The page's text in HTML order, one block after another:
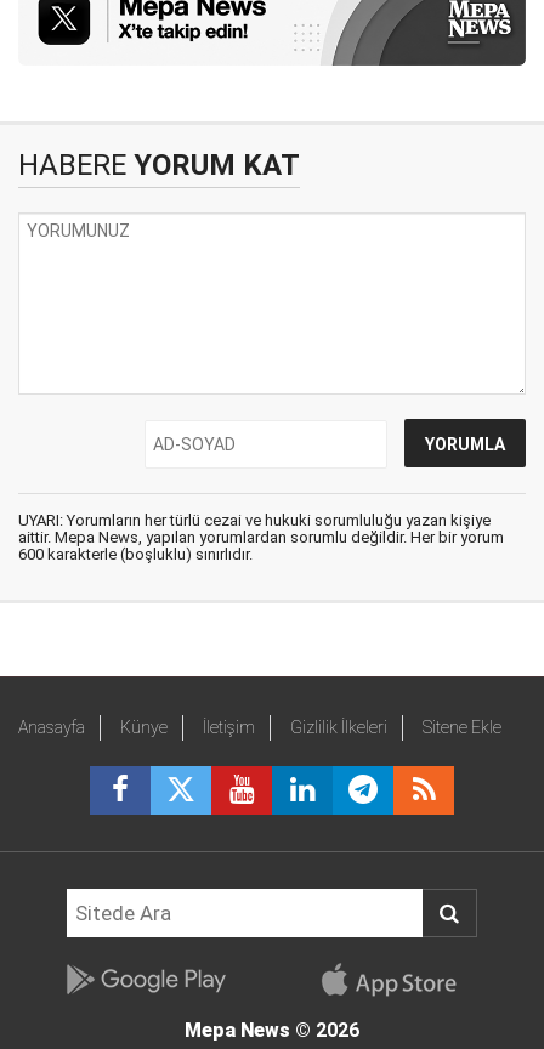
HABERE YORUM KAT
UYARI: Yorumların her türlü cezai ve hukuki sorumluluğu yazan kişiye
aittir. Mepa News, yapılan yorumlardan sorumlu değildir. Her bir yorum
600 karakterle (boşluklu) sınırlıdır.
Anasayfa Künye İletişim Gizlilik İlkeleri Sitene Ekle
Mepa News © 2026